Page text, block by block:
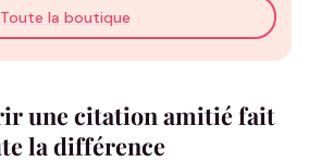
Toute la boutique
une citation amitié fait
la différence